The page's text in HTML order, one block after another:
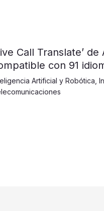
Call Translate’
con 91
Artificial y Robótica